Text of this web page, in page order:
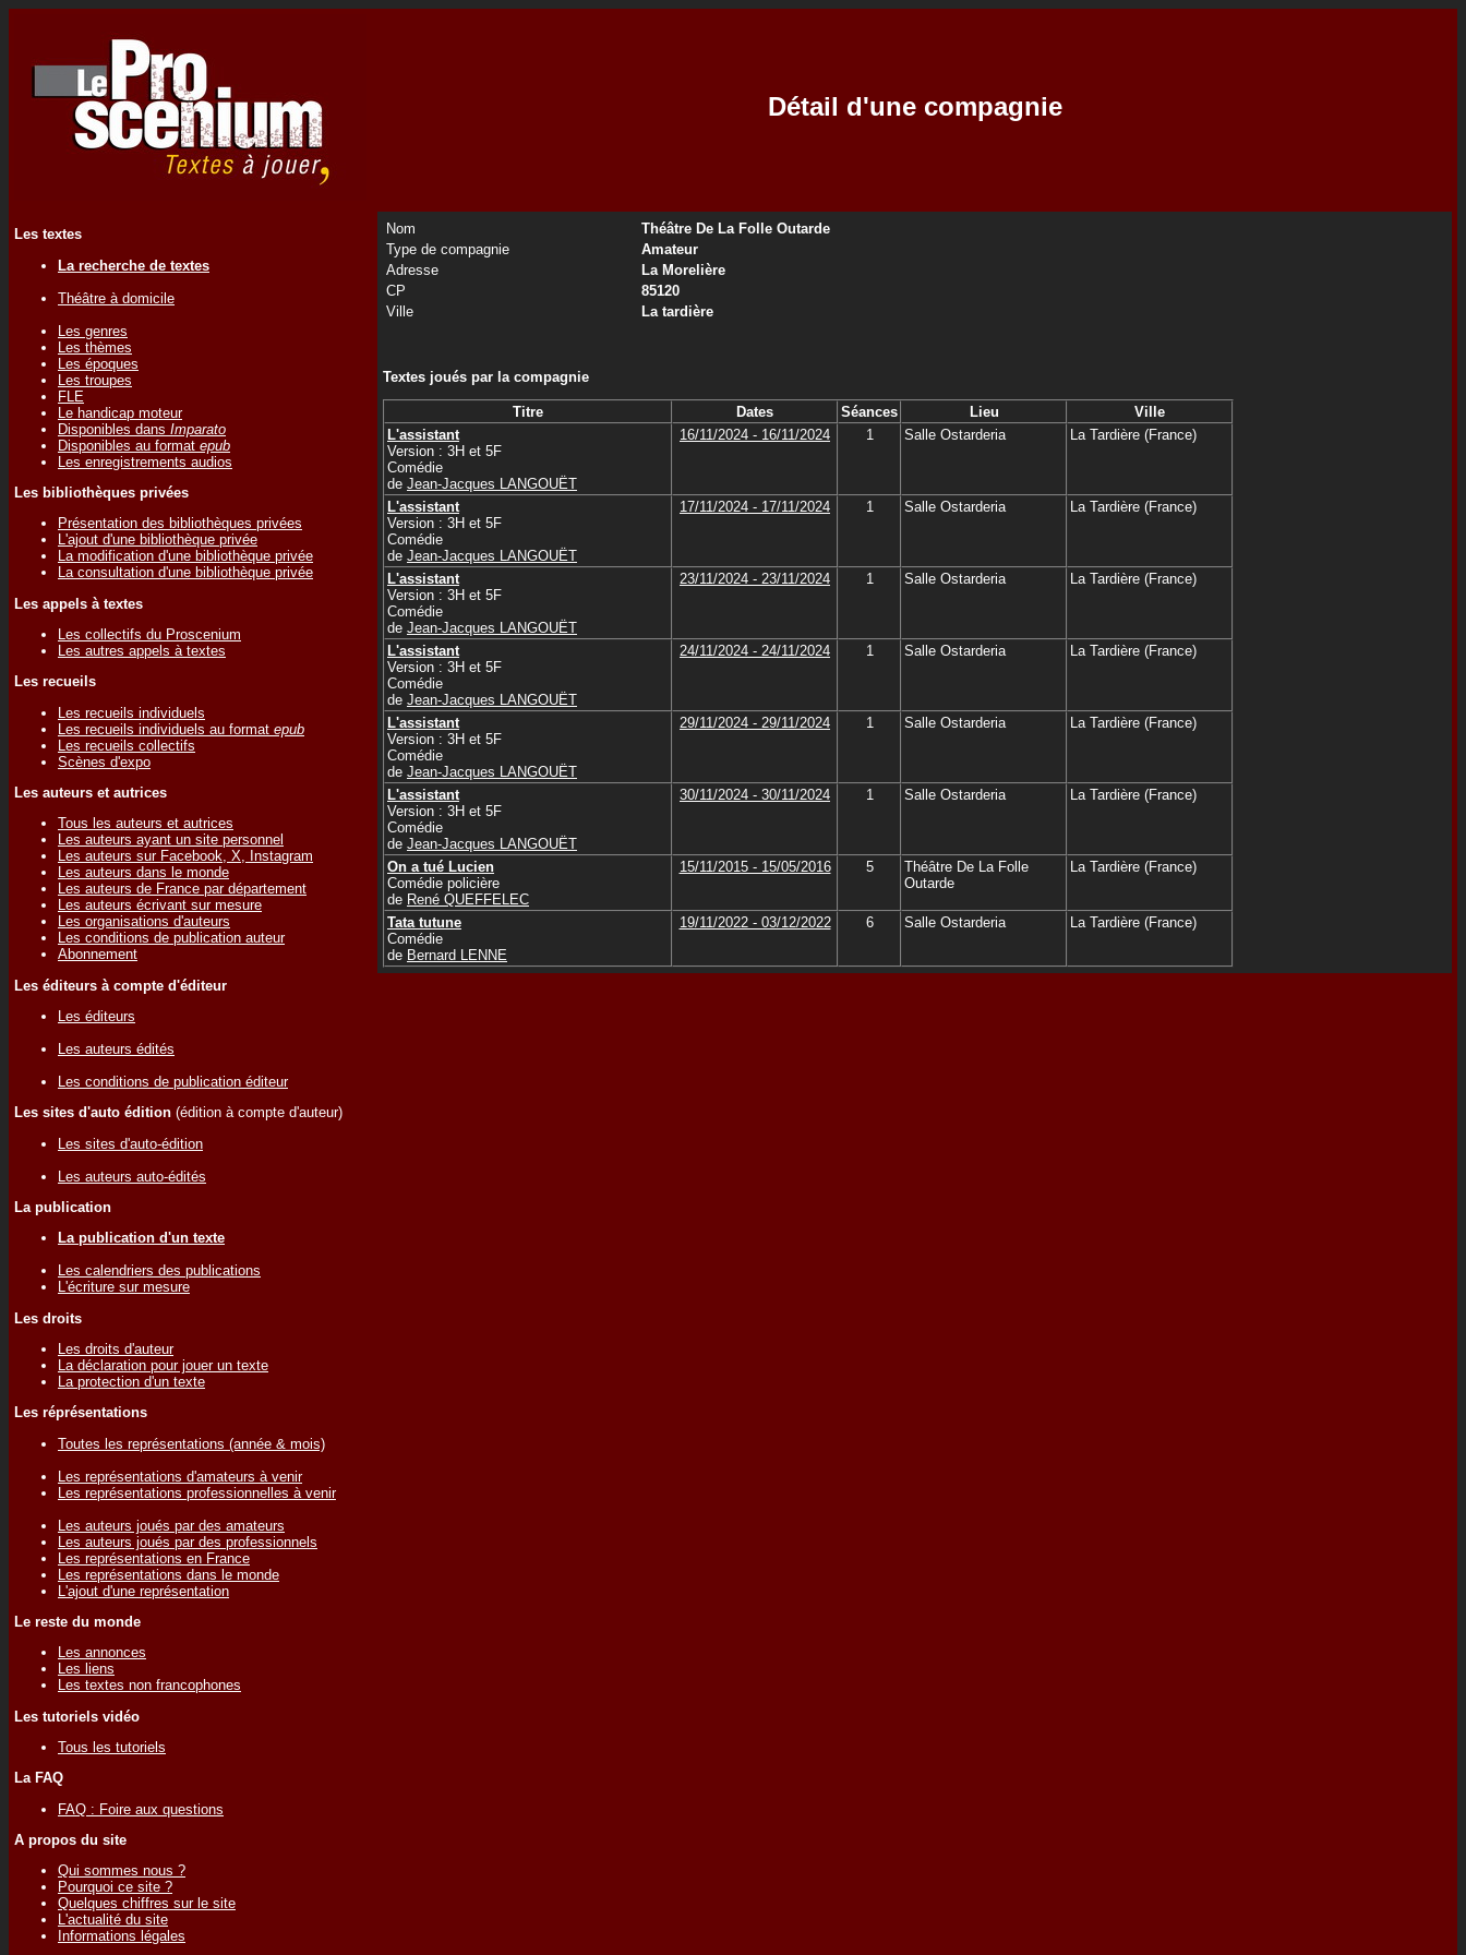
Détail d'une compagnie
Les textes
La recherche de textes
Théâtre à domicile
Les genres
Les thèmes
Les époques
Les troupes
FLE
Le handicap moteur
Disponibles dans Imparato
Disponibles au format epub
Les enregistrements audios
Les bibliothèques privées
Présentation des bibliothèques privées
L'ajout d'une bibliothèque privée
La modification d'une bibliothèque privée
La consultation d'une bibliothèque privée
Les appels à textes
Les collectifs du Proscenium
Les autres appels à textes
Les recueils
Les recueils individuels
Les recueils individuels au format epub
Les recueils collectifs
Scènes d'expo
Les auteurs et autrices
Tous les auteurs et autrices
Les auteurs ayant un site personnel
Les auteurs sur Facebook, X, Instagram
Les auteurs dans le monde
Les auteurs de France par département
Les auteurs écrivant sur mesure
Les organisations d'auteurs
Les conditions de publication auteur
Abonnement
Les éditeurs à compte d'éditeur
Les éditeurs
Les auteurs édités
Les conditions de publication éditeur
Les sites d'auto édition (édition à compte d'auteur)
Les sites d'auto-édition
Les auteurs auto-édités
La publication
La publication d'un texte
Les calendriers des publications
L'écriture sur mesure
Les droits
Les droits d'auteur
La déclaration pour jouer un texte
La protection d'un texte
Les réprésentations
Toutes les représentations (année & mois)
Les représentations d'amateurs à venir
Les représentations professionnelles à venir
Les auteurs joués par des amateurs
Les auteurs joués par des professionnels
Les représentations en France
Les représentations dans le monde
L'ajout d'une représentation
Le reste du monde
Les annonces
Les liens
Les textes non francophones
Les tutoriels vidéo
Tous les tutoriels
La FAQ
FAQ : Foire aux questions
A propos du site
Qui sommes nous ?
Pourquoi ce site ?
Quelques chiffres sur le site
L'actualité du site
Informations légales
Nom
Théâtre De La Folle Outarde
Type de compagnie
Amateur
Adresse
La Morelière
CP
85120
Ville
La tardière
Textes joués par la compagnie
Titre Dates Séances Lieu
Ville
L'assistant
Version : 3H et 5F
Comédie
de Jean-Jacques LANGOUËT
16/11/2024 - 16/11/2024 1 Salle Ostarderia La Tardière (France)
L'assistant
Version : 3H et 5F
Comédie
de Jean-Jacques LANGOUËT
17/11/2024 - 17/11/2024 1 Salle Ostarderia La Tardière (France)
L'assistant
Version : 3H et 5F
Comédie
de Jean-Jacques LANGOUËT
23/11/2024 - 23/11/2024 1 Salle Ostarderia La Tardière (France)
L'assistant
Version : 3H et 5F
Comédie
de Jean-Jacques LANGOUËT
24/11/2024 - 24/11/2024 1 Salle Ostarderia La Tardière (France)
L'assistant
Version : 3H et 5F
Comédie
de Jean-Jacques LANGOUËT
29/11/2024 - 29/11/2024 1 Salle Ostarderia La Tardière (France)
L'assistant
Version : 3H et 5F
Comédie
de Jean-Jacques LANGOUËT
30/11/2024 - 30/11/2024 1 Salle Ostarderia La Tardière (France)
On a tué Lucien
Comédie policière
de René QUEFFELEC
15/11/2015 - 15/05/2016 5
Théâtre De La Folle
Outarde
La Tardière (France)
Tata tutune
Comédie
de Bernard LENNE
19/11/2022 - 03/12/2022 6 Salle Ostarderia La Tardière (France)